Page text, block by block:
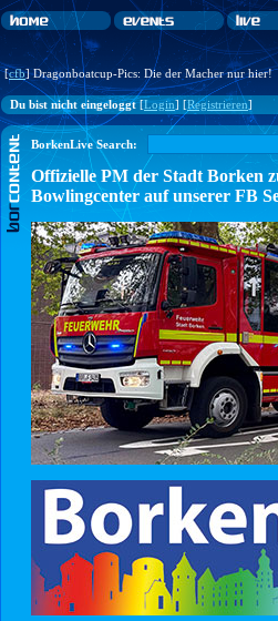
[cfb] Dragonboatcup-Pics: Die der Macher nur hier!
Du bist nicht eingeloggt[Login] [Registrieren]
BorkenLive Search:
Offizielle PM der Stadt Borken
Bowlingcenter auf unserer FB